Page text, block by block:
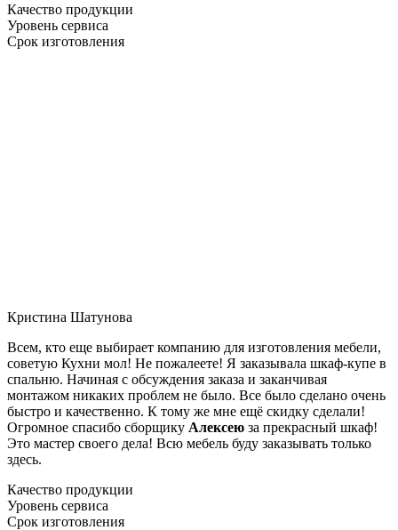
Качество продукции
Уровень сервиса
Срок изготовления
Кристина Шатунова
Всем, кто еще выбирает компанию для изготовления мебели,
советую Кухни мол! Не пожалеете! Я заказывала шкаф-купе в
спальню. Начиная с обсуждения заказа и заканчивая
монтажом никаких проблем не было. Все было сделано очень
быстро и качественно. К тому же мне ещё скидку сделали!
Огромное спасибо сборщику Алексею за прекрасный шкаф!
Это мастер своего дела! Всю мебель буду заказывать только
здесь.
Качество продукции
Уровень сервиса
Срок изготовления